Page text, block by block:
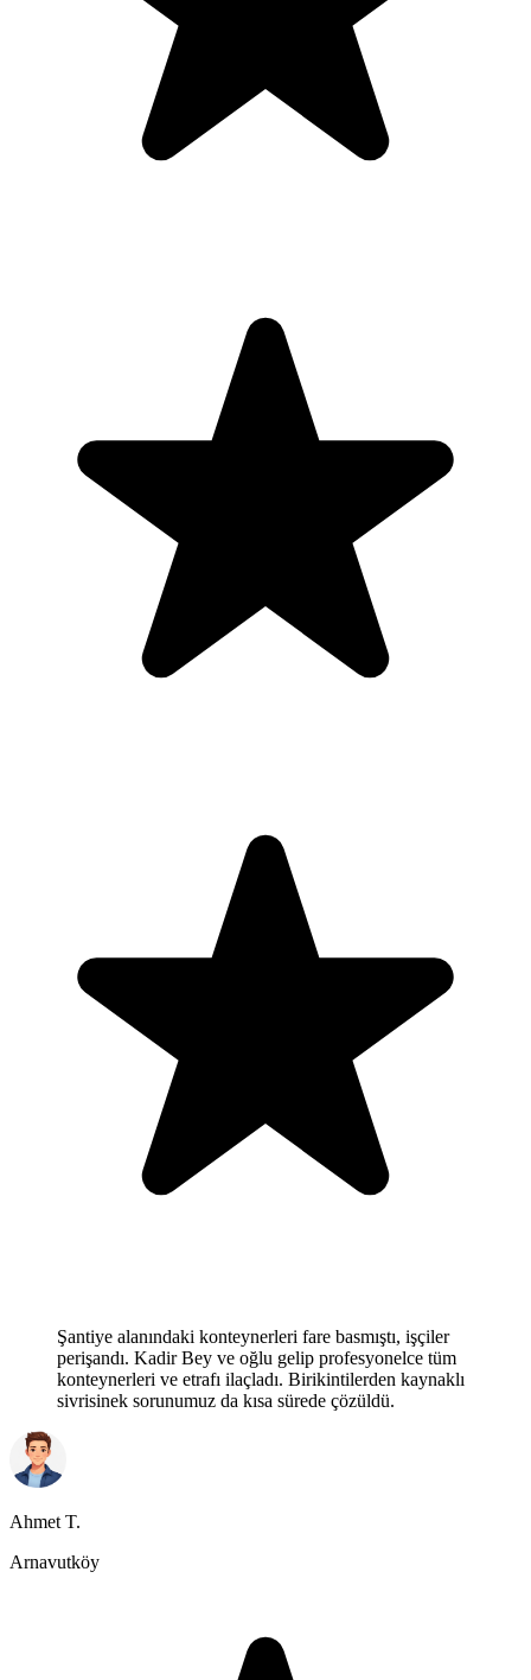
Şantiye alanındaki konteynerleri fare basmıştı, işçiler
perişandı. Kadir Bey ve oğlu gelip profesyonelce tüm
konteynerleri ve etrafı ilaçladı. Birikintilerden kaynaklı
sivrisinek sorunumuz da kısa sürede çözüldü.
Ahmet T.
Arnavutköy